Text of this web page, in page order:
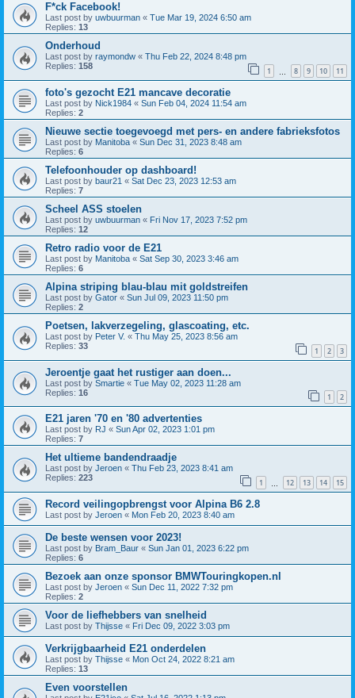
F*ck Facebook!
Last post by uwbuurman « Tue Mar 19, 2024 6:50 am
Replies: 13
Onderhoud
Last post by raymondw « Thu Feb 22, 2024 8:48 pm
Replies: 158 1 8 9 10 11
foto's gezocht E21 mancave decoratie
Last post by Nick1984 « Sun Feb 04, 2024 11:54 am
Replies: 2
Nieuwe sectie toegevoegd met pers- en andere fabrieksfotos
Last post by Manitoba « Sun Dec 31, 2023 8:48 am
Replies: 6
Telefoonhouder op dashboard!
Last post by baur21 « Sat Dec 23, 2023 12:53 am
Replies: 7
Scheel ASS stoelen
Last post by uwbuurman « Fri Nov 17, 2023 7:52 pm
Replies: 12
Retro radio voor de E21
Last post by Manitoba « Sat Sep 30, 2023 3:46 am
Replies: 6
Alpina striping blau-blau mit goldstreifen
Last post by Gator « Sun Jul 09, 2023 11:50 pm
Replies: 2
Poetsen, lakverzegeling, glascoating, etc.
Last post by Peter V. « Thu May 25, 2023 8:56 am
Replies: 33 1 2 3
Jeroentje gaat het rustiger aan doen...
Last post by Smartie « Tue May 02, 2023 11:28 am
Replies: 16 1 2
E21 jaren '70 en '80 advertenties
Last post by RJ « Sun Apr 02, 2023 1:01 pm
Replies: 7
Het ultieme bandendraadje
Last post by Jeroen « Thu Feb 23, 2023 8:41 am
Replies: 223 1 12 13 14 15
Record veilingopbrengst voor Alpina B6 2.8
Last post by Jeroen « Mon Feb 20, 2023 8:40 am
De beste wensen voor 2023!
Last post by Bram_Baur « Sun Jan 01, 2023 6:22 pm
Replies: 6
Bezoek aan onze sponsor BMWTouringkopen.nl
Last post by Jeroen « Sun Dec 11, 2022 7:32 pm
Replies: 2
Voor de liefhebbers van snelheid
Last post by Thijsse « Fri Dec 09, 2022 3:03 pm
Verkrijgbaarheid E21 onderdelen
Last post by Thijsse « Mon Oct 24, 2022 8:21 am
Replies: 13
Even voorstellen